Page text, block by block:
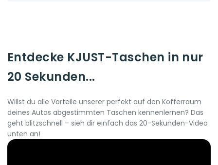
Entdecke KJUST-Taschen in nur
20 Sekunden...
Willst du alle Vorteile unserer perfekt auf den Kofferraum
deines Autos abgestimmten Taschen kennenlernen? Das
geht blitzschnell – sieh dir einfach das 20-Sekunden-Video
unten an!